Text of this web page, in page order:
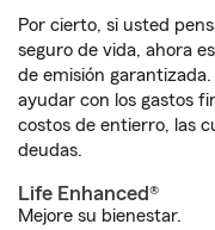
Por cierto, si usted
seguro de vida, ahora
de emisión
ayudar con los gastos
costos de entierro, las
deudas.
Life Enhanced®
Mejore su bienestar.